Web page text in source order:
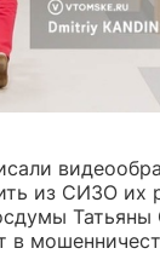
из СИЗО их
в